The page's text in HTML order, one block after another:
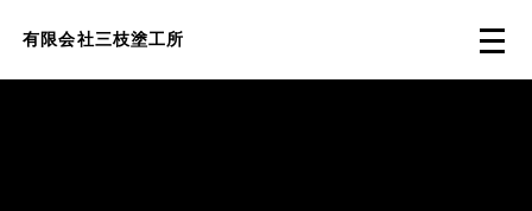
有限会社三枝塗工所